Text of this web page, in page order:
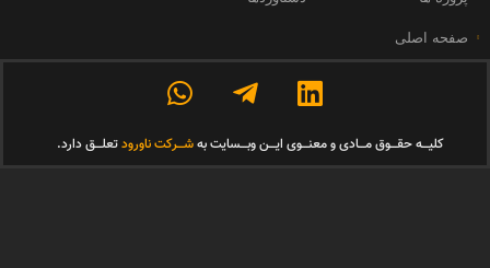
حقـــوق مـــادی و معنـــوی ایـــن وبـــسایت بهشـــرکت ناورودتعلـــق دارد.